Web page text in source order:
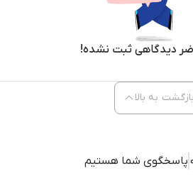
دیدگاهی ثبت نشده!
پاسخگوی شما هستیم
بازگشت به بالا